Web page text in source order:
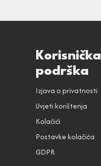
Korisnička
podrška
Izjava o privatnosti
Uvjeti korištenja
Kolačići
Postavke kolačića
GDPR